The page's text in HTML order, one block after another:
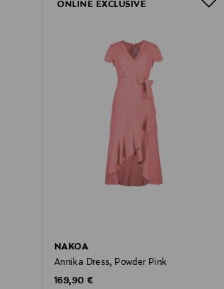
ONLINE EXCLUSIVE
NAKOA
Annika Dress, Powder Pink
Original Price
169,90 €